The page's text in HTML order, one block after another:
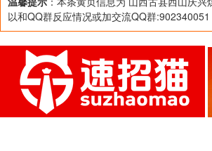
以和QQ群反应情况或加交流QQ群:902340051